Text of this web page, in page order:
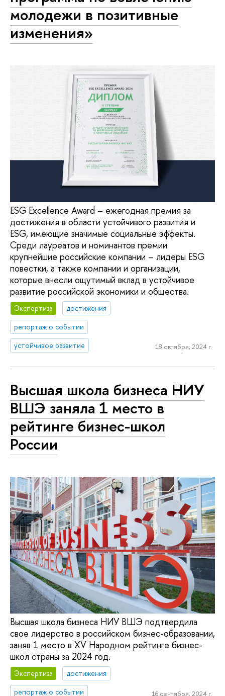
молодежи в позитивные
изменения»
ESG Excellence Award – ежегодная премия за
достижения в области устойчивого развития и
ESG, имеющие значимые социальные эффекты.
Среди лауреатов и номинантов премии
крупнейшие российские компании – лидеры ESG
повестки, а также компании и организации,
которые внесли ощутимый вклад в устойчивое
развитие российской экономики и общества.
Экспертиза
достижения
репортаж о событии
устойчивое развитие
18 октября, 2024 г.
Высшая школа бизнеса НИУ
ВШЭ заняла 1 место в
рейтинге бизнес-школ
России
Высшая школа бизнеса НИУ ВШЭ подтвердила
свое лидерство в российском бизнес-образовании,
заняв 1 место в XV Народном рейтинге бизнес-
школ страны за 2024 год.
Экспертиза
достижения
репортаж о событии
16 сентября, 2024 г.